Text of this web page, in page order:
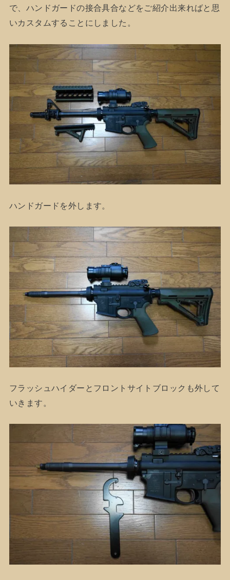
で、ハンドガードの接合具合などをご紹介出来ればと思
いカスタムすることにしました。
ハンドガードを外します。
フラッシュハイダーとフロントサイトブロックも外して
いきます。